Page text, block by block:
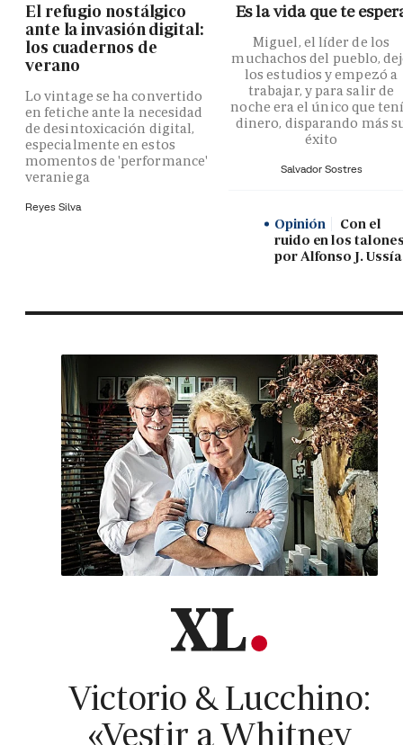
El refugio nostálgico
ante la invasión digital:
los cuadernos de
verano
Lo vintage se ha convertido
en fetiche ante la necesidad
de desintoxicación digital,
especialmente en estos
momentos de 'performance'
veraniega
Reyes Silva
Es la vida que te
Miguel, el líder de los
muchachos del pueblo,
los estudios y empezó a
trabajar, y para salir de
noche era el único que
dinero, disparando más
éxito
Salvador Sostres
Opinión
Con el
ruido en los
por Alfonso J. Ussía
Victorio & Lucchino:
«Vestir a Whitney